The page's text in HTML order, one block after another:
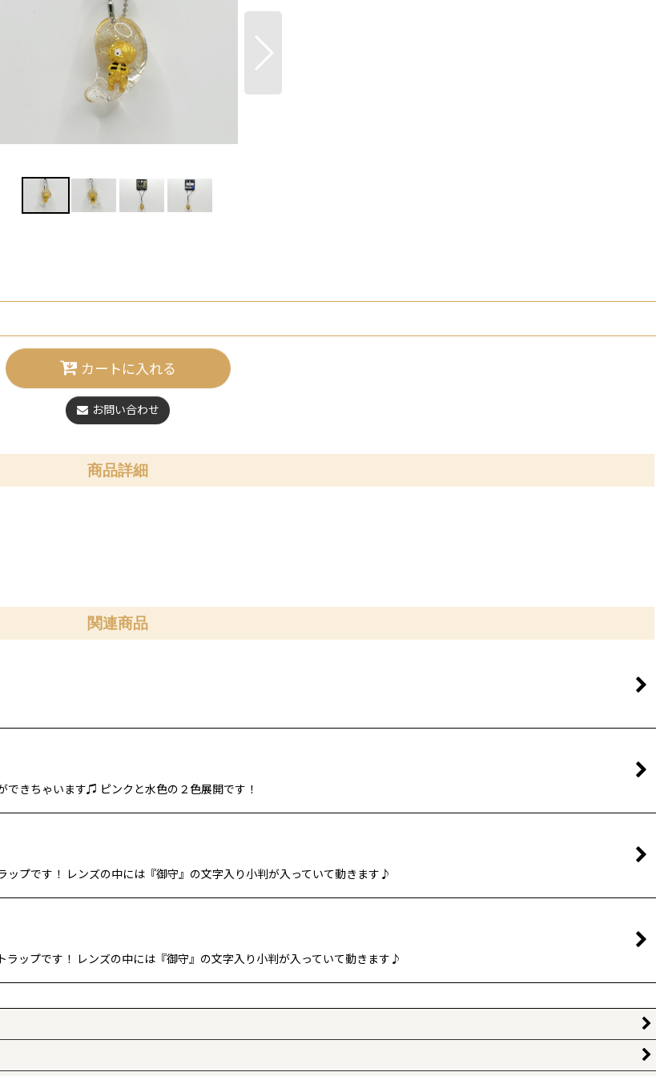
カートに入れる
お問い合わせ
商品詳細
関連商品
できちゃいます♫ ピンクと水色の２色展開です！
ップです！ レンズの中には『御守』の文字入り小判が入っていて動きます♪
ラップです！ レンズの中には『御守』の文字入り小判が入っていて動きます♪